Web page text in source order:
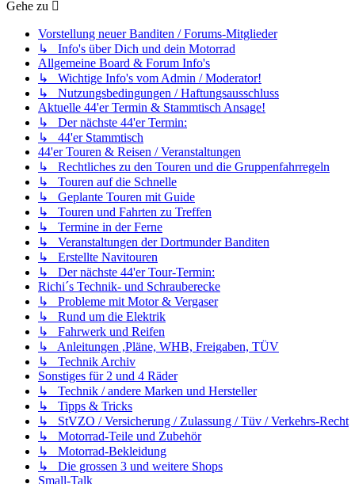
Gehe zu
Vorstellung neuer Banditen / Forums-Mitglieder
↳ Info's über Dich und dein Motorrad
Allgemeine Board & Forum Info's
↳ Wichtige Info's vom Admin / Moderator!
↳ Nutzungsbedingungen / Haftungsausschluss
Aktuelle 44'er Termin & Stammtisch Ansage!
↳ Der nächste 44'er Termin:
↳ 44'er Stammtisch
44'er Touren & Reisen / Veranstaltungen
↳ Rechtliches zu den Touren und die Gruppenfahrregeln
↳ Touren auf die Schnelle
↳ Geplante Touren mit Guide
↳ Touren und Fahrten zu Treffen
↳ Termine in der Ferne
↳ Veranstaltungen der Dortmunder Banditen
↳ Erstellte Navitouren
↳ Der nächste 44'er Tour-Termin:
Richi´s Technik- und Schrauberecke
↳ Probleme mit Motor & Vergaser
↳ Rund um die Elektrik
↳ Fahrwerk und Reifen
↳ Anleitungen ,Pläne, WHB, Freigaben, TÜV
↳ Technik Archiv
Sonstiges für 2 und 4 Räder
↳ Technik / andere Marken und Hersteller
↳ Tipps & Tricks
↳ StVZO / Versicherung / Zulassung / Tüv / Verkehrs-Recht
↳ Motorrad-Teile und Zubehör
↳ Motorrad-Bekleidung
↳ Die grossen 3 und weitere Shops
Small-Talk